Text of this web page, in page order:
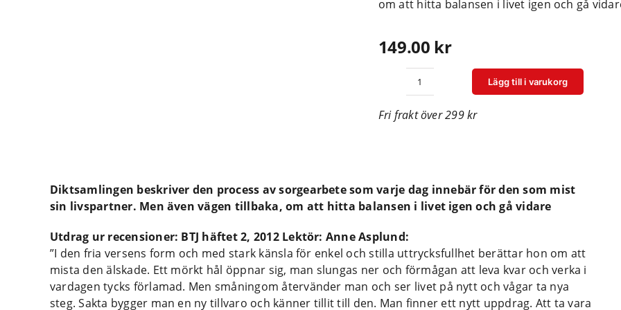
om att hitta balansen i livet igen och gå
149.00 kr
Från
ser
Lägg till i varukorg
Fri frakt över 299 kr
Diktsamlingen beskriver den process av sorgearbete som varje dag innebär för den som mist
sin livspartner. Men även vägen tillbaka, om att hitta balansen i livet igen och gå vidare
Utdrag ur recensioner: BTJ häftet 2, 2012 Lektör: Anne Asplund:
”I den fria versens form och med stark känsla för enkel och stilla uttrycksfullhet berättar hon om att
mista den älskade. Ett mörkt hål öppnar sig, man slungas ner och förmågan att leva kvar och verka i
vardagen tycks förlamad. Men småningom återvänder man och ser livet på nytt och vågar ta nya
steg. Sakta bygger man en ny tillvaro och känner tillit till den. Man finner ett nytt uppdrag. Att ta vara